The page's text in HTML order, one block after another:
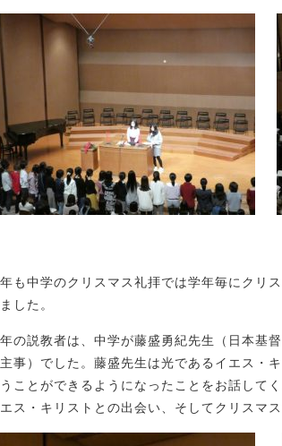
も中学のクリスマス礼拝では学年毎にクリ
した。
の説教者は、中学が藤盛勇紀先生（日本基
事）でした。藤盛先生は光であるイエス・
ことができるようになったことをお話して
ス・キリストとの出会い、そしてクリスマ